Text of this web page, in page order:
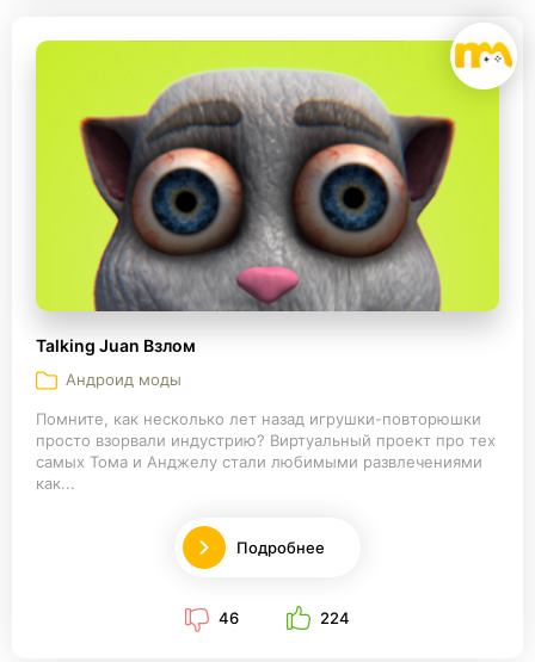
Talking Juan Взлом
Андроид моды
Помните, как несколько лет назад игрушки-повторюшки
просто взорвали индустрию? Виртуальный проект про тех
самых Тома и Анджелу стали любимыми развлечениями
как...
Подробнее
46 224